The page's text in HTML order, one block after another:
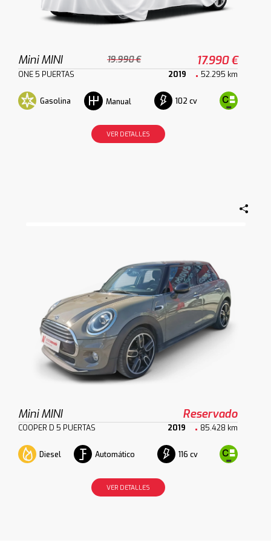
Mini MINI 19.990 € 17.990 €
ONE 5 PUERTAS 2019 52.295 km
Gasolina Manual 102 cv
VER DETALLES
Mini MINI Reservado
COOPER D 5 PUERTAS 2019 85.428 km
Diesel Automático 116 cv
VER DETALLES